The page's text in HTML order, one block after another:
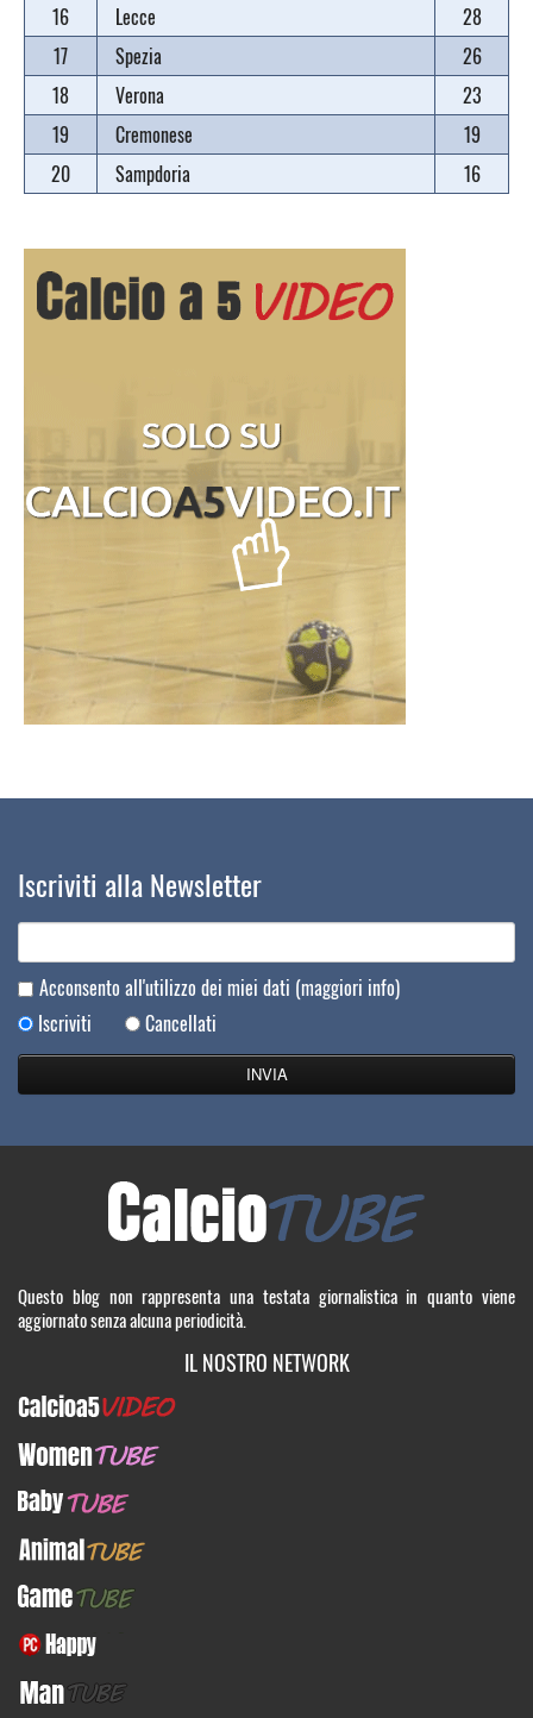
16
Lecce
28
17
Spezia
26
18
Verona
23
19
Cremonese
19
20
Sampdoria 16
Iscriviti alla Newsletter
Acconsento all'utilizzo dei miei dati (maggiori info)
Iscriviti
Cancellati
Questo blog non rappresenta una testata giornalistica in quanto viene
aggiornato senza alcuna periodicità.
IL NOSTRO NETWORK